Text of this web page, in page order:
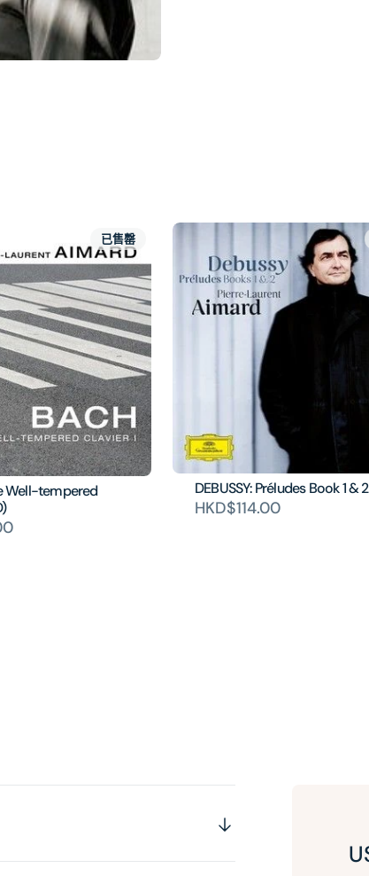
Well-tempered
已售罄
DEBUSSY: Préludes Book 1 & 2
HKD$114.00